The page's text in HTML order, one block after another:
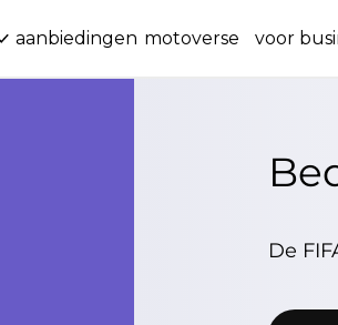
aanbiedingen motoverse voor